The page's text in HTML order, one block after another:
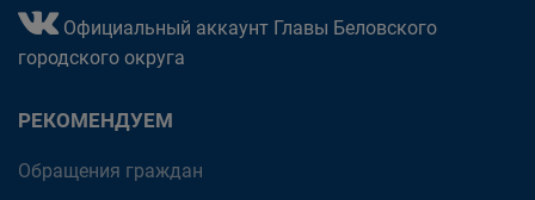
Официальный аккаунт Главы Беловского
городского округа
РЕКОМЕНДУЕМ
Обращения граждан